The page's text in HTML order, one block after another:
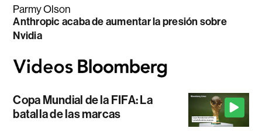
Parmy Olson
Anthropic acaba de aumentar la presión sobre
Nvidia
Copa Mundial de la FIFA: La
batalla de las marcas